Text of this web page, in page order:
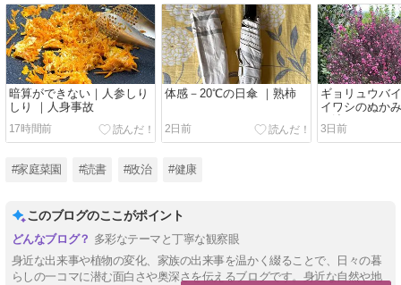
暗算ができない｜人参しり
しり ｜人身事故
17時間前
体感－20℃の日傘 ｜熟柿
2日前
ギョリュウバ
イワシのぬか
が沈む
3日前
#家庭菜園 #読書 #政治 #健康
このブログのここがポイント
多彩なテーマと丁寧な観察眼
身近な出来事や植物の変化、家族の出来事を温かく綴ることで、日々の暮
らしの一コマに潜む面白さや奥深さを伝えるブログです。身近な自然や地